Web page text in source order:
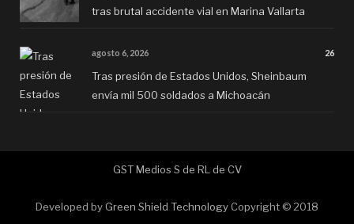
tras brutal accidente vial en Marina Vallarta
agosto 6, 2026 26
Tras presión de Estados Unidos, Sheinbaum
envía mil 500 soldados a Michoacán
GST Medios S de RL de CV
Developed by Green Shield Technology Copyright © 2018